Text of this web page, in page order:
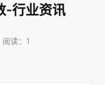
-行业资讯
读：1